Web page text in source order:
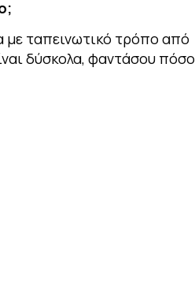
με ταπεινωτικό τρόπο από
δύσκολα, φαντάσου πόσο